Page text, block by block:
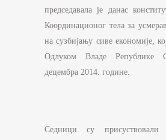
председавала је данас
Координационог тела за
на сузбијању сиве економије,
Одлуком Владе Републике
децембра 2014. године.
Седници су